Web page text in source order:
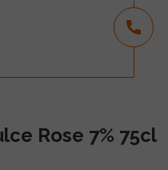
Rose 7% 75cl